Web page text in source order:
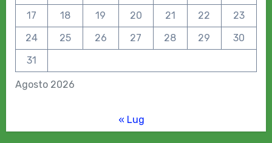
Agosto 2026
17
18 19 20 21 22
23
24
25 26 27 28 29
30
31
« Lug